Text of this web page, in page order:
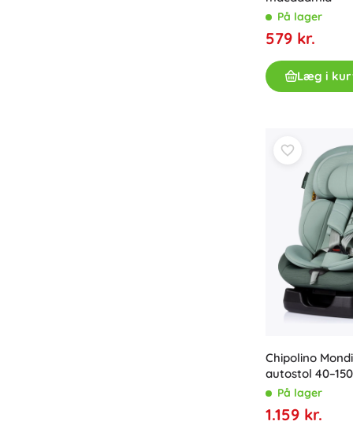
Arbejdshæfter og sjove opgavehæfter
På lager
579 kr.
Læg i
Chipolino
autostol
På lager
1.159 kr.